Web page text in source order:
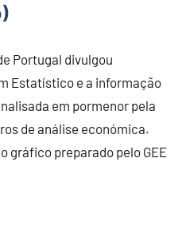
Portugal divulgou
Estatístico e a informação
em pormenor pela
de análise económica.
gráfico preparado pelo GEE